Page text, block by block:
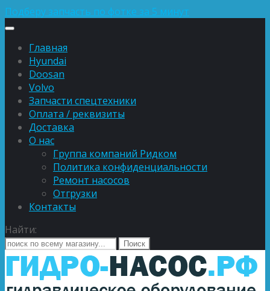
Подберу запчасть по фотке за 5 минут
Главная
Hyundai
Doosan
Volvo
Запчасти спецтехники
Оплата / реквизиты
Доставка
О нас
Группа компаний Ридком
Политика конфиденциальности
Ремонт насосов
Отгрузки
Контакты
Найти: